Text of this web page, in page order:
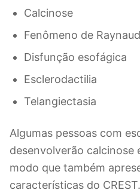
Calcinose
Fenômeno de Raynaud
Disfunção esofágica
Esclerodactilia
Telangiectasia
Algumas pessoas com
desenvolverão calcinose
modo que também
características do